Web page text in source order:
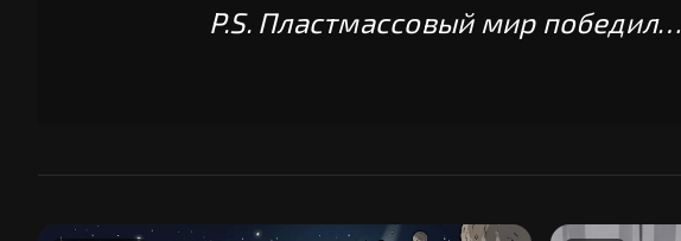
P.S. Пластмассовый мир победил…